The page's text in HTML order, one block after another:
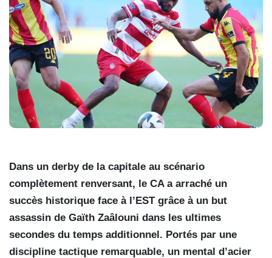
Dans un derby de la capitale au scénario
complètement renversant, le CA a arraché un
succès historique face à l’EST grâce à un but
assassin de Gaïth Zaâlouni dans les ultimes
secondes du temps additionnel. Portés par une
discipline tactique remarquable, un mental d’acier